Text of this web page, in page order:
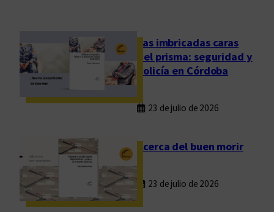
a
e
l
l
e
g
Las imbricadas caras
del prisma: seguridad y
policía en Córdoba
23 de julio de 2026
Acerca del buen morir
23 de julio de 2026